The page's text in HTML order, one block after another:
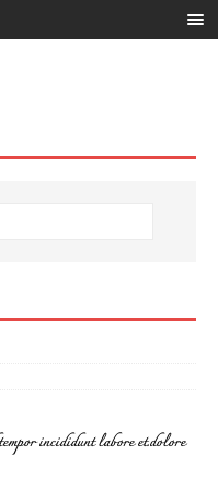
incididunt labore et.dolore